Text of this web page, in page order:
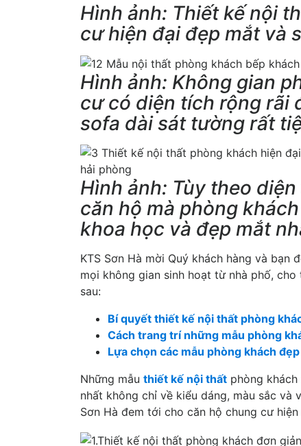
Hình ảnh: Thiết kế nội
cư hiện đại đẹp mắt và
Hình ảnh: Không gian
cư có diện tích rộng rãi
sofa dài sát tường rất
Hình ảnh: Tùy theo
căn hộ mà phòng
khoa học và đẹp mắt
KTS Sơn Hà mời Quý khách hàng và
mọi không gian sinh hoạt từ nhà phố,
sau:
Bí quyết thiết kế nội thất phòng
Cách trang trí những mẫu phòng
Lựa chọn các mẫu phòng khách
Những mẫu thiết kế nội thất phòng
nhất không chỉ về kiểu dáng, màu sắc và
Sơn Hà đem tới cho căn hộ chung cư hiện